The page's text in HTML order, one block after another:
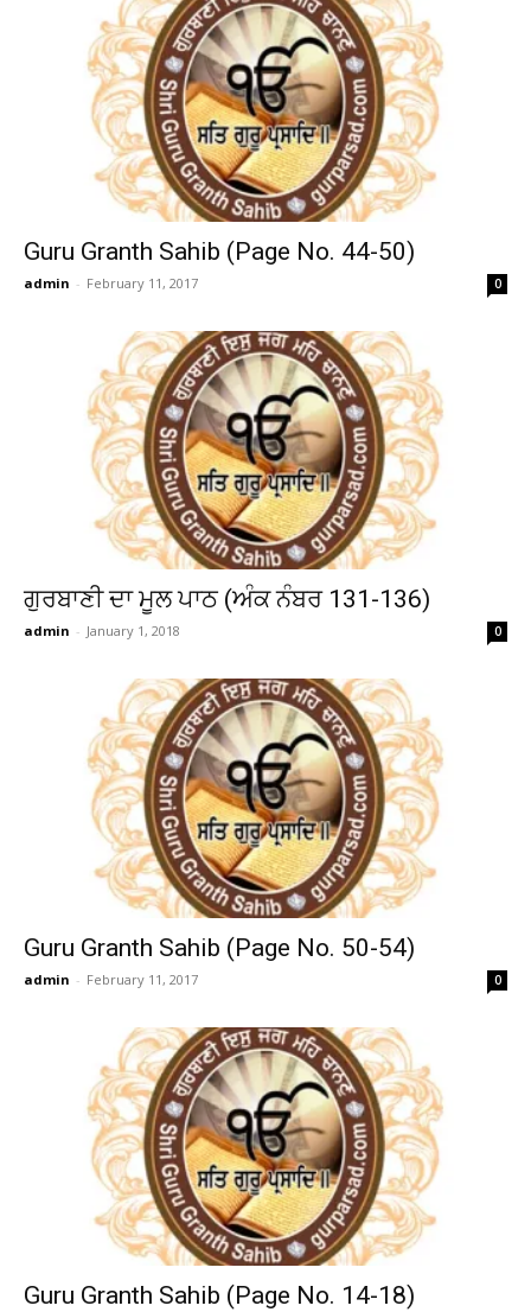
Guru Granth Sahib (Page No. 44-50)
admin - February 11, 2017 0
ਗੁਰਬਾਣੀ ਦਾ ਮੂਲ ਪਾਠ (ਅੰਕ ਨੰਬਰ 131-136)
admin - January 1, 2018 0
Guru Granth Sahib (Page No. 50-54)
admin - February 11, 2017 0
Guru Granth Sahib (Page No. 14-18)